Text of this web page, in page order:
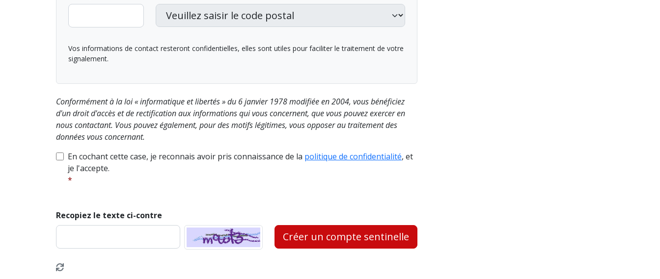
Vos informations de contact resteront confidentielles, elles sont utiles pour faciliter le traitement de votre
signalement.
Conformément à la loi « informatique et libertés » du 6 janvier 1978 modifiée en 2004, vous bénéficiez
d'un droit d'accès et de rectification aux informations qui vous concernent, que vous pouvez exercer en
nous contactant. Vous pouvez également, pour des motifs légitimes, vous opposer au traitement des
données vous concernant.
En cochant cette case, je reconnais avoir pris connaissance de la politique de confidentialité, et
je l'accepte.
Recopiez le texte ci-contre
Créer un compte sentinelle